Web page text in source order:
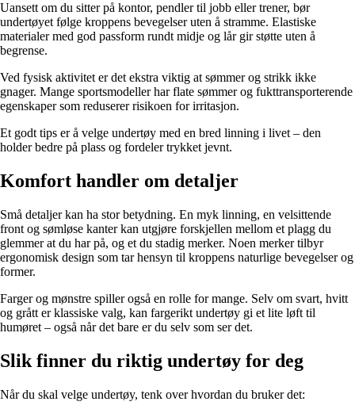
Uansett om du sitter på kontor, pendler til jobb eller trener, bør
undertøyet følge kroppens bevegelser uten å stramme. Elastiske
materialer med god passform rundt midje og lår gir støtte uten å
begrense.
Ved fysisk aktivitet er det ekstra viktig at sømmer og strikk ikke
gnager. Mange sportsmodeller har flate sømmer og fukttransporterende
egenskaper som reduserer risikoen for irritasjon.
Et godt tips er å velge undertøy med en bred linning i livet – den
holder bedre på plass og fordeler trykket jevnt.
Komfort handler om detaljer
Små detaljer kan ha stor betydning. En myk linning, en velsittende
front og sømløse kanter kan utgjøre forskjellen mellom et plagg du
glemmer at du har på, og et du stadig merker. Noen merker tilbyr
ergonomisk design som tar hensyn til kroppens naturlige bevegelser og
former.
Farger og mønstre spiller også en rolle for mange. Selv om svart, hvitt
og grått er klassiske valg, kan fargerikt undertøy gi et lite løft til
humøret – også når det bare er du selv som ser det.
Slik finner du riktig undertøy for deg
Når du skal velge undertøy, tenk over hvordan du bruker det: